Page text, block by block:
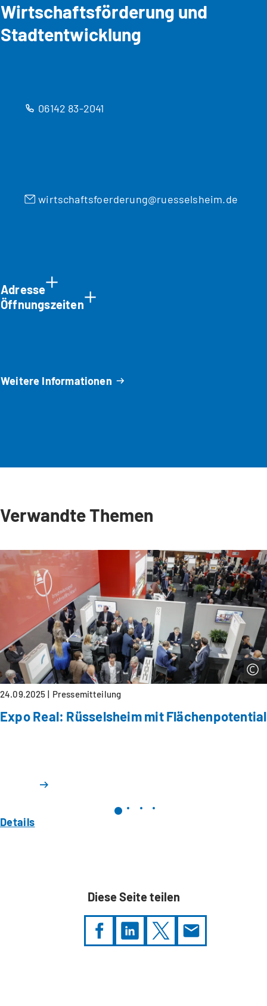
Wirtschaftsförderung und
Stadtentwicklung
06142 83-2041
wirtschaftsfoerderung ruesselsheim de
Adresse
Öffnungszeiten
Weitere Informationen
Verwandte Themen
24.09.2025 Pressemitteilung
Expo Real: Rüsselsheim mit Flächenpotential
Details
Diese Seite teilen